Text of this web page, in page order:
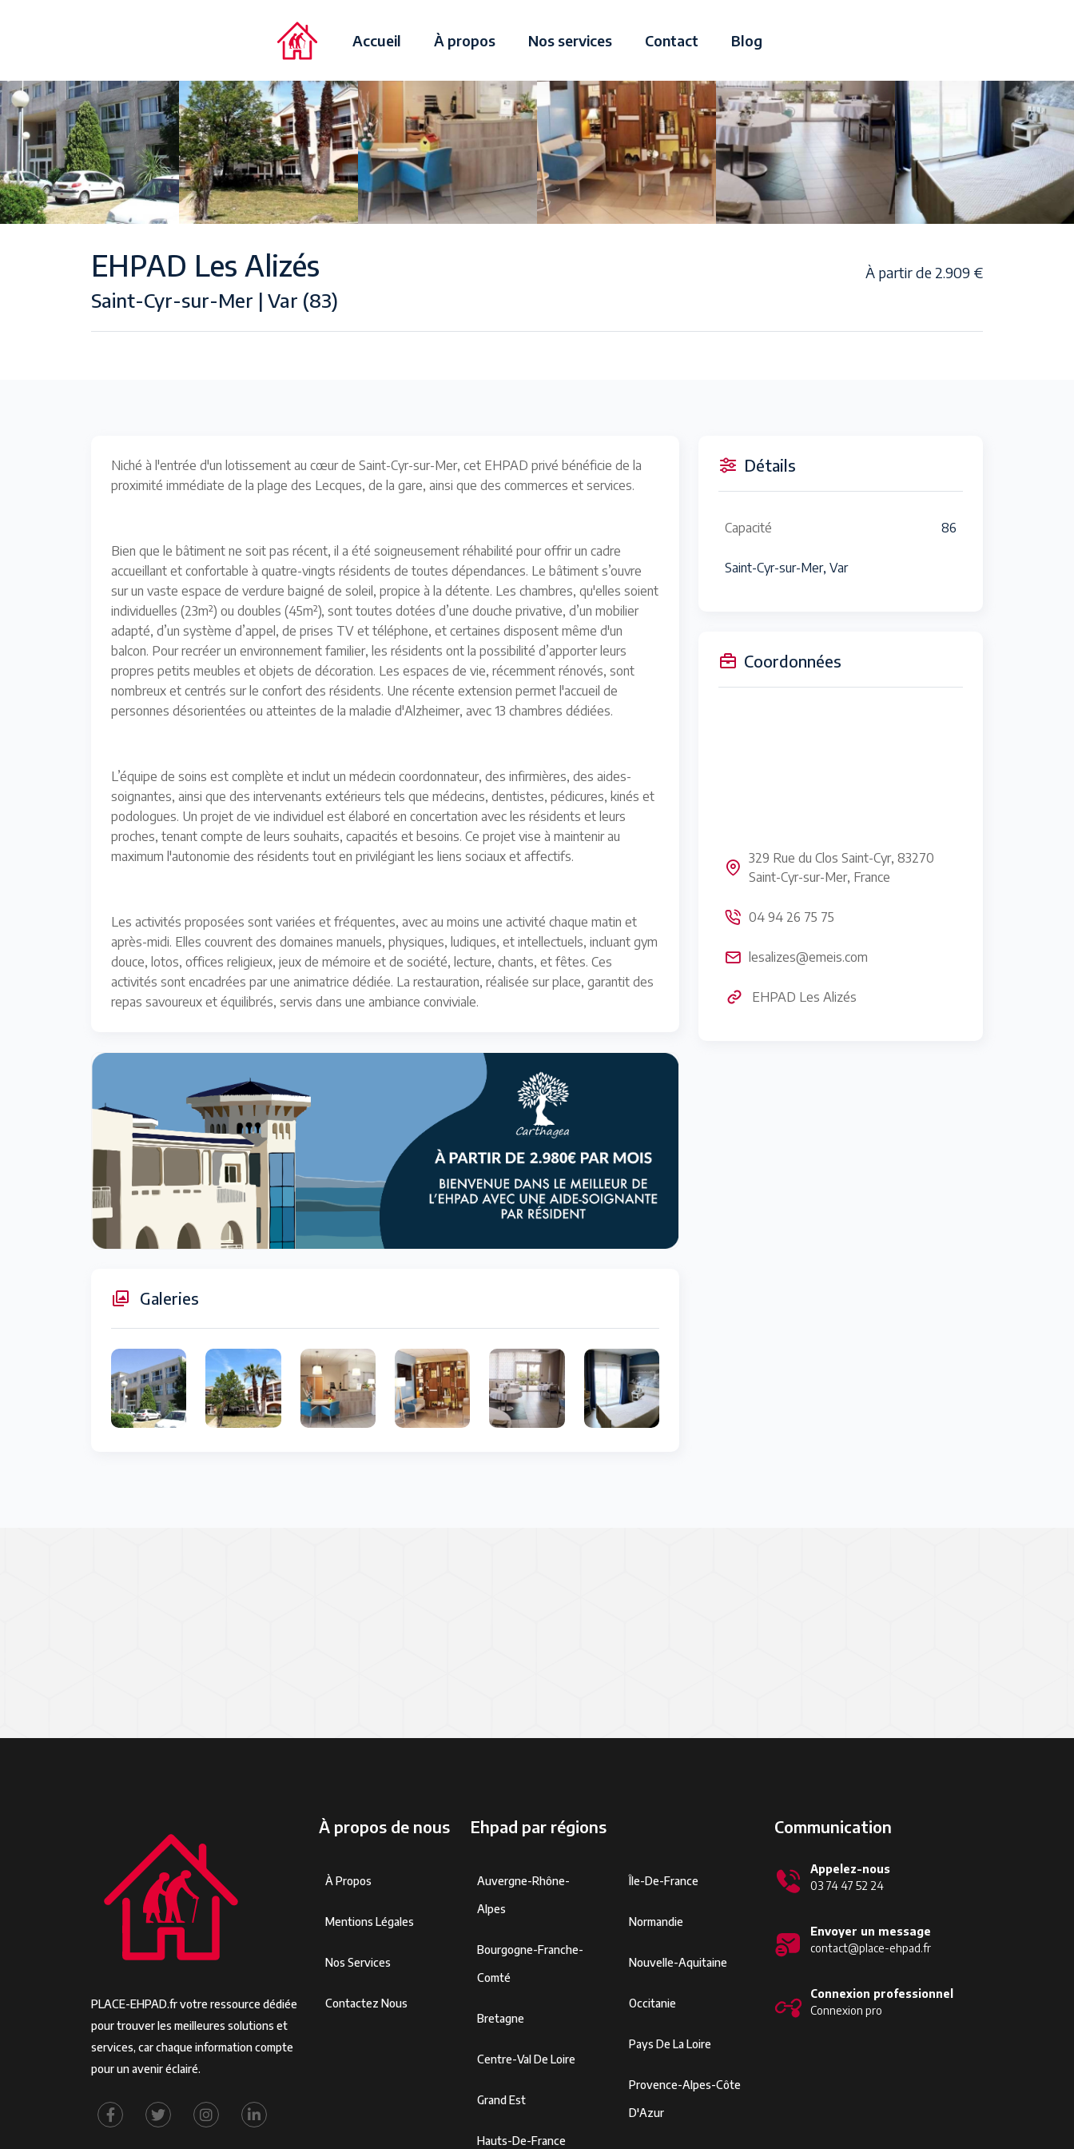
Accueil À propos Nos services Contact Blog
EHPAD Les Alizés
Saint-Cyr-sur-Mer | Var (83)
À partir de 2.909 €
Niché à l'entrée d'un lotissement au cœur de Saint-Cyr-sur-Mer, cet EHPAD privé bénéficie de la
proximité immédiate de la plage des Lecques, de la gare, ainsi que des commerces et services.
Bien que le bâtiment ne soit pas récent, il a été soigneusement réhabilité pour offrir un cadre
accueillant et confortable à quatre-vingts résidents de toutes dépendances. Le bâtiment s’ouvre
sur un vaste espace de verdure baigné de soleil, propice à la détente. Les chambres, qu'elles soient
individuelles (23m²) ou doubles (45m²), sont toutes dotées d’une douche privative, d’un mobilier
adapté, d’un système d’appel, de prises TV et téléphone, et certaines disposent même d'un
balcon. Pour recréer un environnement familier, les résidents ont la possibilité d’apporter leurs
propres petits meubles et objets de décoration. Les espaces de vie, récemment rénovés, sont
nombreux et centrés sur le confort des résidents. Une récente extension permet l'accueil de
personnes désorientées ou atteintes de la maladie d'Alzheimer, avec 13 chambres dédiées.
L’équipe de soins est complète et inclut un médecin coordonnateur, des infirmières, des aides-
soignantes, ainsi que des intervenants extérieurs tels que médecins, dentistes, pédicures, kinés et
podologues. Un projet de vie individuel est élaboré en concertation avec les résidents et leurs
proches, tenant compte de leurs souhaits, capacités et besoins. Ce projet vise à maintenir au
maximum l'autonomie des résidents tout en privilégiant les liens sociaux et affectifs.
Les activités proposées sont variées et fréquentes, avec au moins une activité chaque matin et
après-midi. Elles couvrent des domaines manuels, physiques, ludiques, et intellectuels, incluant gym
douce, lotos, offices religieux, jeux de mémoire et de société, lecture, chants, et fêtes. Ces
activités sont encadrées par une animatrice dédiée. La restauration, réalisée sur place, garantit des
repas savoureux et équilibrés, servis dans une ambiance conviviale.
Galeries
Détails
Capacité 86
Saint-Cyr-sur-Mer, Var
Coordonnées
329 Rue du Clos Saint-Cyr, 83270
Saint-Cyr-sur-Mer, France
04 94 26 75 75
lesalizes@emeis.com
EHPAD Les Alizés
PLACE-EHPAD.fr votre ressource dédiée
pour trouver les meilleures solutions et
services, car chaque information compte
pour un avenir éclairé.
À propos de nous
À Propos
Mentions Légales
Nos Services
Contactez Nous
Ehpad par régions
Auvergne-Rhône-
Alpes
Bourgogne-Franche-
Comté
Bretagne
Centre-Val De Loire
Grand Est
Hauts-De-France
Île-De-France
Normandie
Nouvelle-Aquitaine
Occitanie
Pays De La Loire
Provence-Alpes-Côte
D'Azur
Communication
Appelez-nous
03 74 47 52 24
Envoyer un message
contact@place-ehpad.fr
Connexion professionnel
Connexion pro